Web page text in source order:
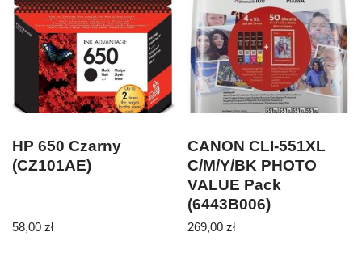
HP 650 Czarny
(CZ101AE)
58,00 zł
CANON CLI-551XL
C/M/Y/BK PHOTO
VALUE Pack
(6443B006)
269,00zł